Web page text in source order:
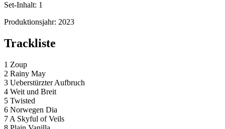
Set-Inhalt: 1
Produktionsjahr: 2023
Trackliste
1 Zoup
2 Rainy May
3 Ueberstürzter Aufbruch
4 Weit und Breit
5 Twisted
6 Norwegen Dia
7 A Skyful of Veils